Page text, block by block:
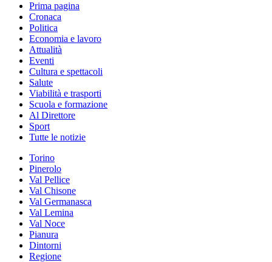
Prima pagina
Cronaca
Politica
Economia e lavoro
Attualità
Eventi
Cultura e spettacoli
Salute
Viabilità e trasporti
Scuola e formazione
Al Direttore
Sport
Tutte le notizie
Torino
Pinerolo
Val Pellice
Val Chisone
Val Germanasca
Val Lemina
Val Noce
Pianura
Dintorni
Regione